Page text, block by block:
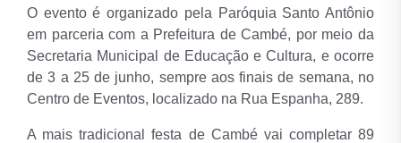
O evento é organizado pela Paróquia Santo Antônio
em parceria com a Prefeitura de Cambé, por meio da
Secretaria Municipal de Educação e Cultura, e ocorre
de 3 a 25 de junho, sempre aos finais de semana, no
Centro de Eventos, localizado na Rua Espanha, 289.
A mais tradicional festa de Cambé vai completar 89